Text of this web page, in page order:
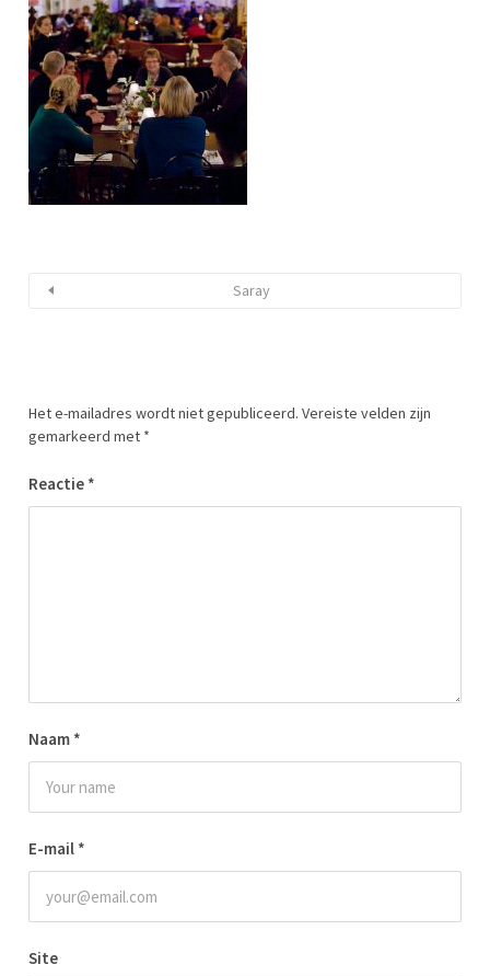
Saray
Het e-mailadres wordt niet gepubliceerd. Vereiste velden zijn
gemarkeerd met *
Reactie *
Naam *
E-mail *
Site